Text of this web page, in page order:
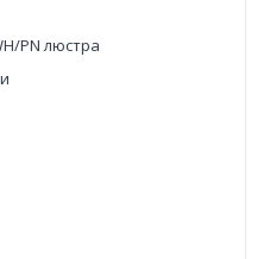
PN люстра